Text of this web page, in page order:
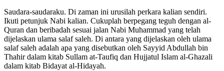
Saudara-saudaraku. Di zaman ini urusilah perkara kalian sendiri.
Ikuti petunjuk Nabi kalian. Cukuplah berpegang teguh dengan al-
Quran dan beribadah sesuai jalan Nabi Muhammad yang telah
dijelaskan ulama salaf saleh. Di antara yang dijelaskan oleh ulama
salaf saleh adalah apa yang disebutkan oleh Sayyid Abdullah bin
Thahir dalam kitab Sullam at-Taufiq dan Hujjatul Islam al-Ghazali
dalam kitab Bidayat al-Hidayah.